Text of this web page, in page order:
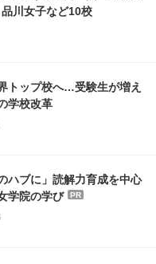
川女子など10校
トップ校へ…受験生が増え
学校改革
ハブに」読解力育成を中心
学院の学び
PR